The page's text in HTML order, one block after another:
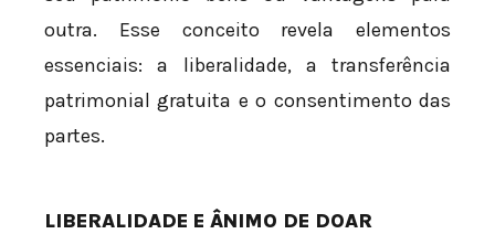
outra. Esse conceito revela elementos
essenciais: a liberalidade, a transferência
patrimonial gratuita e o consentimento das
partes.
LIBERALIDADE E ÂNIMO DE DOAR